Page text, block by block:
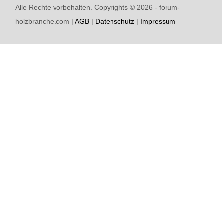
Alle Rechte vorbehalten. Copyrights © 2026 - forum-
holzbranche.com |AGB | Datenschutz | Impressum